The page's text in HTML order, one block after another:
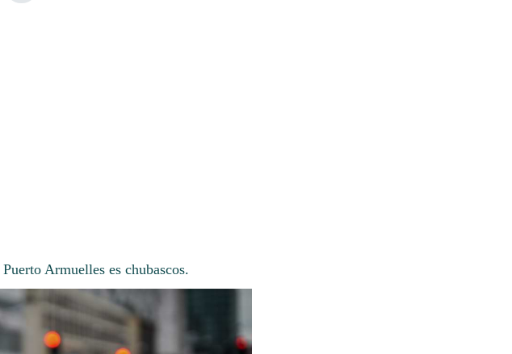
Armuelles es chubascos.